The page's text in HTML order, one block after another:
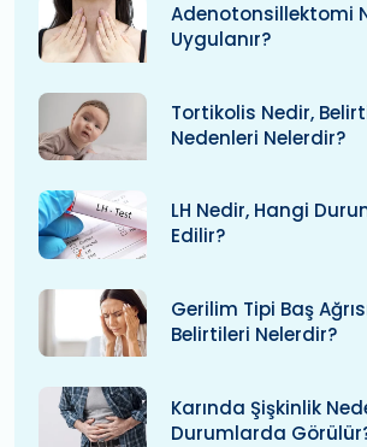
Adenotonsillektomi
Uygulanır?
Tortikolis Nedir,
Nedenleri Nelerdir?
LH Nedir, Hangi
Edilir?
Gerilim Tipi Baş
Belirtileri Nelerdir?
Karında Şişkinlik
Durumlarda